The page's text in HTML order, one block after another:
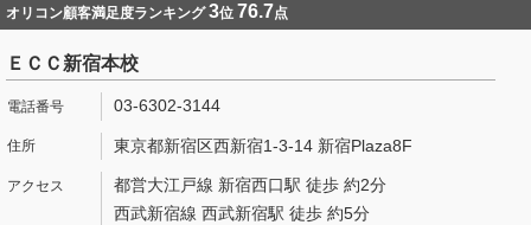
オリコン顧客満足度ランキング3位 76.7点
ＥＣＣ新宿本校
03-6302-3144
東京都新宿区西新宿1-3-14 新宿Plaza8F
都営大江戸線 新宿西口駅 徒歩 約2分
西武新宿線 西武新宿駅 徒歩 約5分